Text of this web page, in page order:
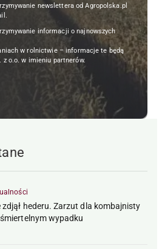
newslettera od Agropolska.pl
informacji o najnowszych
w rolnictwie – informacje te będą
z o.o. w imieniu partnerów.
zdjął hederu. Zarzut dla kombajnisty
wypadku